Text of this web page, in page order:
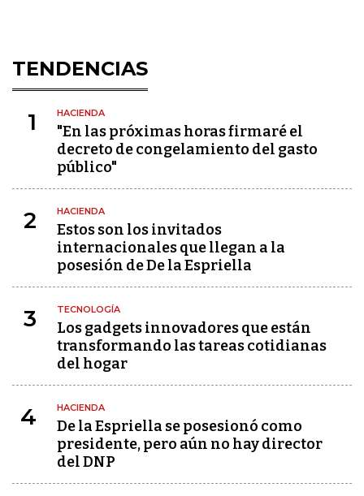
TENDENCIAS
1 HACIENDA
"En las próximas horas firmaré el
decreto de congelamiento del gasto
público"
2 HACIENDA
Estos son los invitados
internacionales que llegan a la
posesión de De la Espriella
3 TECNOLOGÍA
Los gadgets innovadores que están
transformando las tareas cotidianas
del hogar
4 HACIENDA
De la Espriella se posesionó como
presidente, pero aún no hay director
del DNP